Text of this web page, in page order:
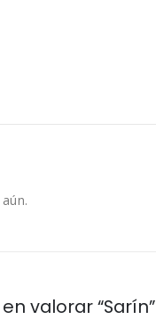
valorar “Sarín”